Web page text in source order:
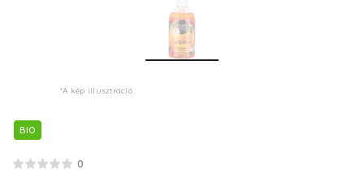
*A kép illusztráció
BIO
0